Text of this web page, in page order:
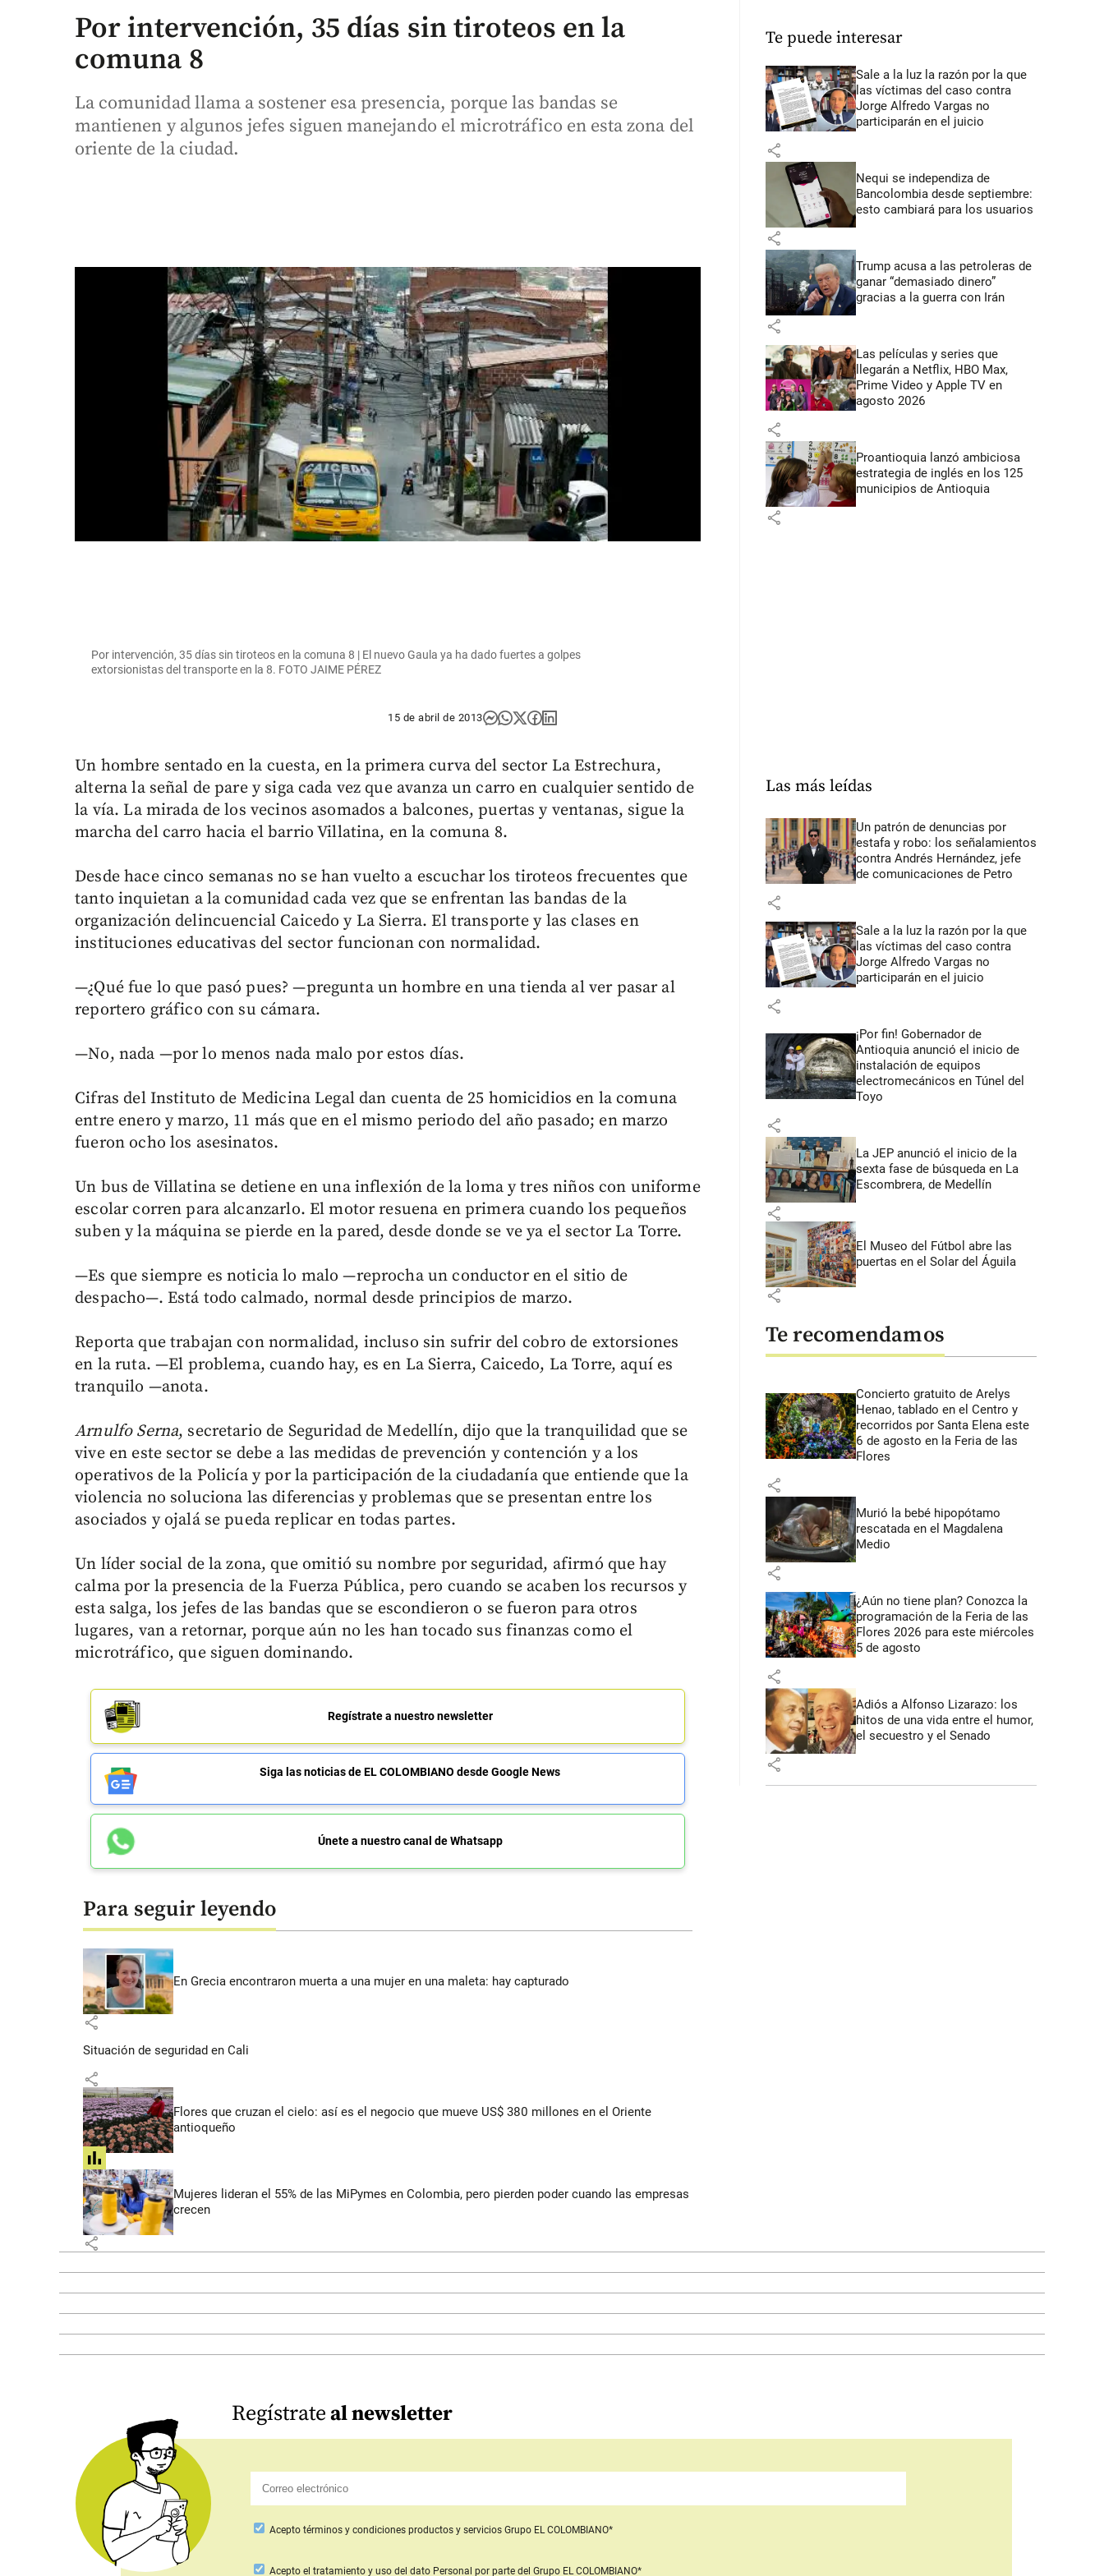
Por intervención, 35 días sin tiroteos en la
comuna 8
La comunidad llama a sostener esa presencia, porque las bandas se
mantienen y algunos jefes siguen manejando el microtráfico en esta zona del
oriente de la ciudad.
Por intervención, 35 días sin tiroteos en la comuna 8 | El nuevo Gaula ya ha dado fuertes a golpes
extorsionistas del transporte en la 8. FOTO JAIME PÉREZ
15 de abril de 2013
Un hombre sentado en la cuesta, en la primera curva del sector La Estrechura,
alterna la señal de pare y siga cada vez que avanza un carro en cualquier sentido de
la vía. La mirada de los vecinos asomados a balcones, puertas y ventanas, sigue la
marcha del carro hacia el barrio Villatina, en la comuna 8.
Desde hace cinco semanas no se han vuelto a escuchar los tiroteos frecuentes que
tanto inquietan a la comunidad cada vez que se enfrentan las bandas de la
organización delincuencial Caicedo y La Sierra. El transporte y las clases en
instituciones educativas del sector funcionan con normalidad.
—¿Qué fue lo que pasó pues? —pregunta un hombre en una tienda al ver pasar al
reportero gráfico con su cámara.
—No, nada —por lo menos nada malo por estos días.
Cifras del Instituto de Medicina Legal dan cuenta de 25 homicidios en la comuna
entre enero y marzo, 11 más que en el mismo periodo del año pasado; en marzo
fueron ocho los asesinatos.
Un bus de Villatina se detiene en una inflexión de la loma y tres niños con uniforme
escolar corren para alcanzarlo. El motor resuena en primera cuando los pequeños
suben y la máquina se pierde en la pared, desde donde se ve ya el sector La Torre.
—Es que siempre es noticia lo malo —reprocha un conductor en el sitio de
despacho—. Está todo calmado, normal desde principios de marzo.
Reporta que trabajan con normalidad, incluso sin sufrir del cobro de extorsiones
en la ruta. —El problema, cuando hay, es en La Sierra, Caicedo, La Torre, aquí es
tranquilo —anota.
Arnulfo Serna, secretario de Seguridad de Medellín, dijo que la tranquilidad que se
vive en este sector se debe a las medidas de prevención y contención y a los
operativos de la Policía y por la participación de la ciudadanía que entiende que la
violencia no soluciona las diferencias y problemas que se presentan entre los
asociados y ojalá se pueda replicar en todas partes.
Un líder social de la zona, que omitió su nombre por seguridad, afirmó que hay
calma por la presencia de la Fuerza Pública, pero cuando se acaben los recursos y
esta salga, los jefes de las bandas que se escondieron o se fueron para otros
lugares, van a retornar, porque aún no les han tocado sus finanzas como el
microtráfico, que siguen dominando.
Regístrate a nuestro newsletter
Siga las noticias de EL COLOMBIANO desde Google News
Únete a nuestro canal de Whatsapp
Para seguir leyendo
En Grecia encontraron muerta a una mujer en una maleta: hay capturado
share
Situación de seguridad en Cali
share
Flores que cruzan el cielo: así es el negocio que mueve US$ 380 millones en el Oriente
antioqueño
share
Mujeres lideran el 55% de las MiPymes en Colombia, pero pierden poder cuando las empresas
crecen
share
Te puede interesar
Sale a la luz la razón por la que
las víctimas del caso contra
Jorge Alfredo Vargas no
participarán en el juicio
share
Nequi se independiza de
Bancolombia desde septiembre:
esto cambiará para los usuarios
share
Trump acusa a las petroleras de
ganar “demasiado dinero”
gracias a la guerra con Irán
share
Las películas y series que
llegarán a Netflix, HBO Max,
Prime Video y Apple TV en
agosto 2026
share
Proantioquia lanzó ambiciosa
estrategia de inglés en los 125
municipios de Antioquia
share
Las más leídas
Un patrón de denuncias por
estafa y robo: los señalamientos
contra Andrés Hernández, jefe
de comunicaciones de Petro
share
Sale a la luz la razón por la que
las víctimas del caso contra
Jorge Alfredo Vargas no
participarán en el juicio
share
¡Por fin! Gobernador de
Antioquia anunció el inicio de
instalación de equipos
electromecánicos en Túnel del
Toyo
share
La JEP anunció el inicio de la
sexta fase de búsqueda en La
Escombrera, de Medellín
share
El Museo del Fútbol abre las
puertas en el Solar del Águila
share
Te recomendamos
Concierto gratuito de Arelys
Henao, tablado en el Centro y
recorridos por Santa Elena este
6 de agosto en la Feria de las
Flores
share
Murió la bebé hipopótamo
rescatada en el Magdalena
Medio
share
¿Aún no tiene plan? Conozca la
programación de la Feria de las
Flores 2026 para este miércoles
5 de agosto
share
Adiós a Alfonso Lizarazo: los
hitos de una vida entre el humor,
el secuestro y el Senado
share
Regístrateal newsletter
Acepto términos y condiciones productos y servicios Grupo EL COLOMBIANO*
Aceptoel tratamiento y uso del dato Personal por parte del Grupo EL COLOMBIANO*